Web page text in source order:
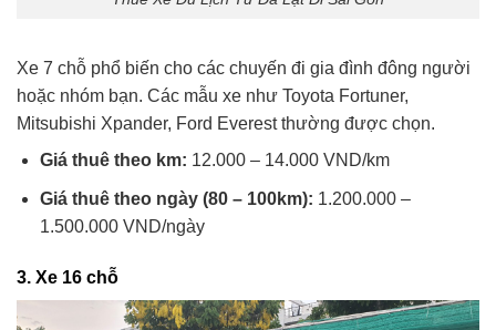
Xe 7 chỗ phổ biến cho các chuyến đi gia đình đông người
hoặc nhóm bạn. Các mẫu xe như Toyota Fortuner,
Mitsubishi Xpander, Ford Everest thường được chọn.
Giá thuê theo km: 12.000 – 14.000 VND/km
Giá thuê theo ngày (80 – 100km): 1.200.000 –
1.500.000 VND/ngày
3. Xe 16 chỗ